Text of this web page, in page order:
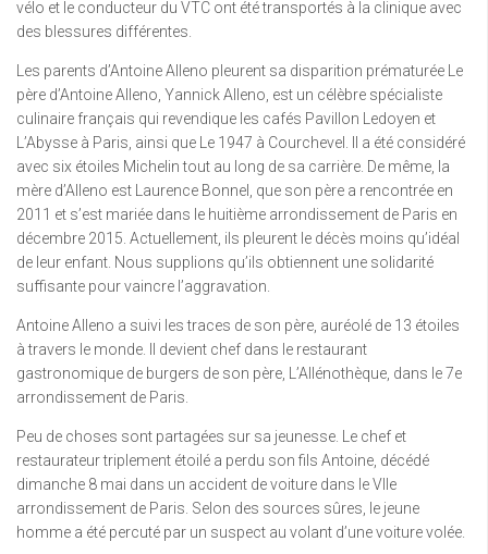
vélo et le conducteur du VTC ont été transportés à la clinique avec
des blessures différentes.
Les parents d’Antoine Alleno pleurent sa disparition prématurée Le
père d’Antoine Alleno, Yannick Alleno, est un célèbre spécialiste
culinaire français qui revendique les cafés Pavillon Ledoyen et
L’Abysse à Paris, ainsi que Le 1947 à Courchevel. Il a été considéré
avec six étoiles Michelin tout au long de sa carrière. De même, la
mère d’Alleno est Laurence Bonnel, que son père a rencontrée en
2011 et s’est mariée dans le huitième arrondissement de Paris en
décembre 2015. Actuellement, ils pleurent le décès moins qu’idéal
de leur enfant. Nous supplions qu’ils obtiennent une solidarité
suffisante pour vaincre l’aggravation.
Antoine Alleno a suivi les traces de son père, auréolé de 13 étoiles
à travers le monde. Il devient chef dans le restaurant
gastronomique de burgers de son père, L’Allénothèque, dans le 7e
arrondissement de Paris.
Peu de choses sont partagées sur sa jeunesse. Le chef et
restaurateur triplement étoilé a perdu son fils Antoine, décédé
dimanche 8 mai dans un accident de voiture dans le VIIe
arrondissement de Paris. Selon des sources sûres, le jeune
homme a été percuté par un suspect au volant d’une voiture volée.